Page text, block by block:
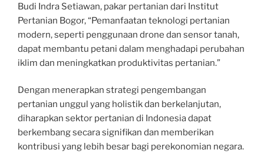
Budi Indra Setiawan, pakar pertanian dari Institut
Pertanian Bogor, “Pemanfaatan teknologi pertanian
modern, seperti penggunaan drone dan sensor tanah,
dapat membantu petani dalam menghadapi perubahan
iklim dan meningkatkan produktivitas pertanian.”
Dengan menerapkan strategi pengembangan
pertanian unggul yang holistik dan berkelanjutan,
diharapkan sektor pertanian di Indonesia dapat
berkembang secara signifikan dan memberikan
kontribusi yang lebih besar bagi perekonomian negara.